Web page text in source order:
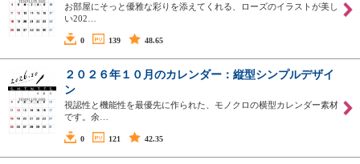
お部屋にそっと優雅な彩りを添えてくれる、ローズのイラストが美し
い202…
0 139 48.65
２０２６年１０月のカレンダー：縦型シンプルデザイ
ン
視認性と機能性を最優先に作られた、モノクロの横型カレンダー素材
です。余…
0 121 42.35